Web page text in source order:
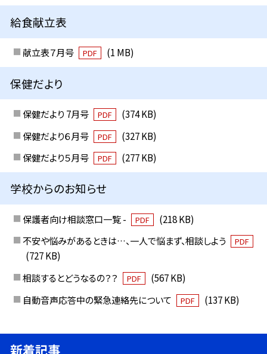
給食献立表
献立表７月号 PDF (1 MB)
保健だより
保健だより 7月号 PDF
(374 KB)
保健だより６月号
PDF
(327 KB)
保健だより５月号
PDF (277 KB)
学校からのお知らせ
保護者向け相談窓口一覧 - PDF
(218 KB)
不安や悩みがあるときは…、一人で悩まず、相談しよう
PDF
(727 KB)
相談するとどうなるの？？
PDF
(567 KB)
自動音声応答中の緊急連絡先について
PDF (137 KB)
新着記事